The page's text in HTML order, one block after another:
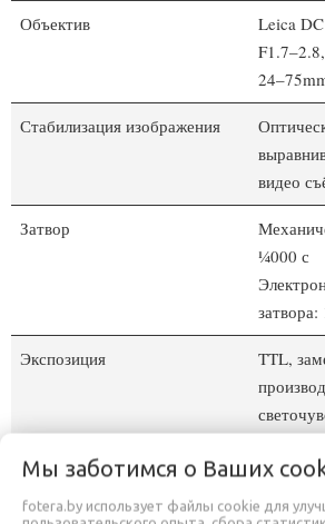
Объектив
Leica
Стабилизация изображения
видео
Затвор
1⁄4000 с
затвора:
Экспозиция
TTL,
замера
Видоискатель OLED,
Мы заботимся о Ваших
fotera.by использует файлы cookie для